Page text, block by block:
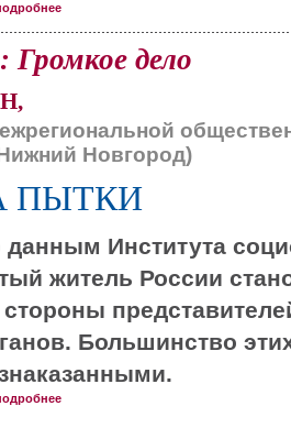
Громкое дело
Новгород)
ПЫТКИ
данным Института
житель России
стороны
Большинство